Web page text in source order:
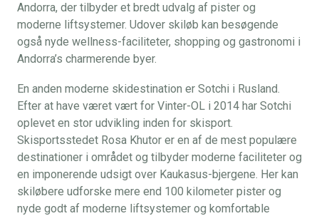
Andorra, der tilbyder et bredt udvalg af pister og
moderne liftsystemer. Udover skiløb kan besøgende
også nyde wellness-faciliteter, shopping og gastronomi i
Andorra’s charmerende byer.
En anden moderne skidestination er Sotchi i Rusland.
Efter at have været vært for Vinter-OL i 2014 har Sotchi
oplevet en stor udvikling inden for skisport.
Skisportsstedet Rosa Khutor er en af de mest populære
destinationer i området og tilbyder moderne faciliteter og
en imponerende udsigt over Kaukasus-bjergene. Her kan
skiløbere udforske mere end 100 kilometer pister og
nyde godt af moderne liftsystemer og komfortable